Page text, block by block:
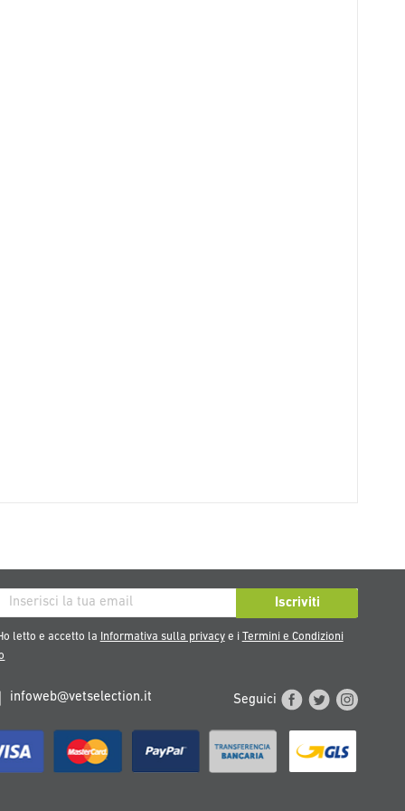
Iscriviti
letto e accetto la Informativa sulla privacye i Termini e Condizioni
infoweb@vetselection.it Seguici